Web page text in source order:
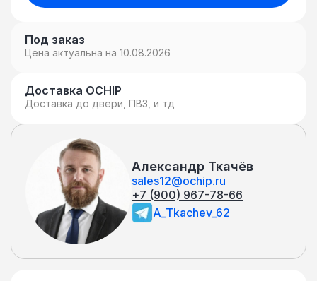
Под заказ
Цена актуальна на 10.08.2026
Доставка OCHIP
Доставка до двери, ПВЗ, и тд
Александр Ткачёв
sales12@ochip.ru
+7 (900) 967-78-66
A_Tkachev_62